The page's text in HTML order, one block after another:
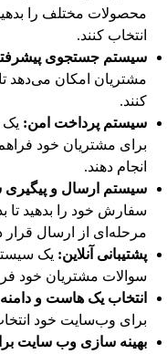
محصولات مختلف را بدهید
انتخاب کنند.
سیستم جستجوی
مشتریان امکان می‌دهد
کنند.
سیستم پرداخت امن: یک
برای مشتریان خود فراهم
انجام دهند.
سیستم ارسال و
سفارش خود را بدهید تا
مرحله‌ای از ارسال قرار
پشتیبانی آنلاین: یک
سوالات مشتریان خود
انتخاب یک هاست و
برای وب‌سایت خود
بهینه سازی وب سایت